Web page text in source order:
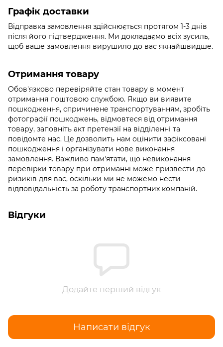
Графік доставки
Відправка замовлення здійснюється протягом 1-3 днів
після його підтвердження. Ми докладаємо всіх зусиль,
щоб ваше замовлення вирушило до вас якнайшвидше.
Отримання товару
Обов'язково перевіряйте стан товару в момент
отримання поштовою службою. Якщо ви виявите
пошкодження, спричинене транспортуванням, зробіть
фотографії пошкоджень, відмовтеся від отримання
товару, заповніть акт претензії на відділенні та
повідомте нас. Це дозволить нам оцінити зафіксовані
пошкодження і організувати нове виконання
замовлення. Важливо пам'ятати, що невиконання
перевірки товару при отриманні може призвести до
ризиків для вас, оскільки ми не можемо нести
відповідальність за роботу транспортних компаній.
Відгуки
Додайте перший відгук
Написати відгук